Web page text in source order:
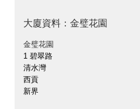
大廈資料：金璧花園
金璧花園
1 碧翠路
清水灣
西貢
新界